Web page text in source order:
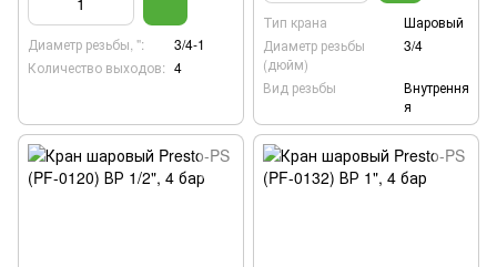
Диаметр резьбы, ":
3/4-1
Количество выходов: 4
Тип крана
Шаровый
Диаметр резьбы
(дюйм)
3/4
Вид резьбы
Внутрення
я